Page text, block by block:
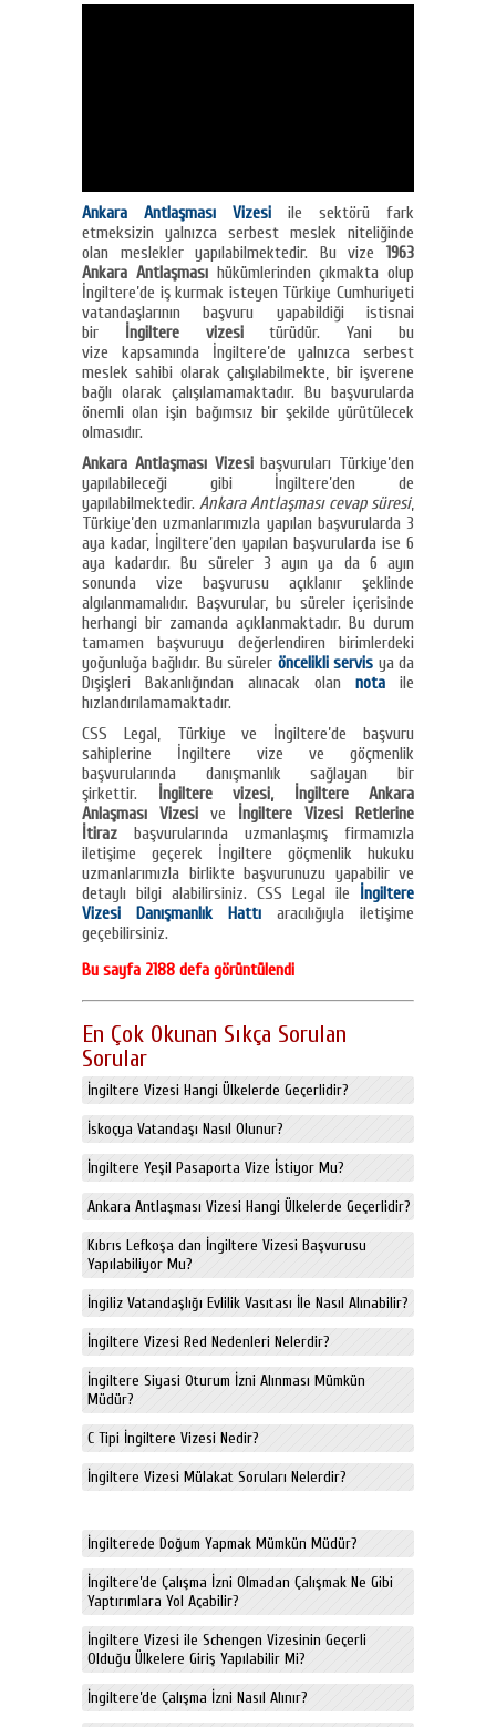
Ankara Antlaşması Vizesi ile sektörü fark
etmeksizin yalnızca serbest meslek niteliğinde
olan meslekler yapılabilmektedir. Bu vize 1963
Ankara Antlaşmasıhükümlerinden çıkmakta olup
İngiltere’de iş kurmak isteyen Türkiye Cumhuriyeti
vatandaşlarının başvuru yapabildiği istisnai
bir
İngiltere vizesitürüdür. Yani bu
vize kapsamında İngiltere’de yalnızca serbest
meslek sahibi olarak çalışılabilmekte, bir işverene
bağlı olarak çalışılamamaktadır. Bu başvurularda
önemli olan işin bağımsız bir şekilde yürütülecek
olmasıdır.
Ankara Antlaşması Vizesibaşvuruları Türkiye’den
yapılabileceği gibi İngiltere’den de
yapılabilmektedir. Ankara Antlaşması cevap süresi,
Türkiye’den uzmanlarımızla yapılan başvurularda 3
aya kadar, İngiltere’den yapılan başvurularda ise 6
aya kadardır. Bu süreler 3 ayın ya da 6 ayın
sonunda vize başvurusu açıklanır şeklinde
algılanmamalıdır. Başvurular, bu süreler içerisinde
herhangi bir zamanda açıklanmaktadır. Bu durum
tamamen başvuruyu değerlendiren birimlerdeki
yoğunluğa bağlıdır. Bu süreler öncelikli servis ya da
Dışişleri Bakanlığından alınacak olan nota ile
hızlandırılamamaktadır.
CSS Legal, Türkiye ve İngiltere’de başvuru
sahiplerine İngiltere vize ve göçmenlik
başvurularında danışmanlık sağlayan bir
şirkettir.
İngiltere vizesi, İngiltere Ankara
Anlaşması Vizesi ve
İngiltere Vizesi Retlerine
İtiraz başvurularında uzmanlaşmış firmamızla
iletişime geçerek İngiltere göçmenlik hukuku
uzmanlarımızla birlikte başvurunuzu yapabilir ve
detaylı bilgi alabilirsiniz. CSS Legal ile İngiltere
Vizesi Danışmanlık Hattı aracılığıyla iletişime
geçebilirsiniz.
Bu sayfa 2188 defa görüntülendi
En Çok Okunan Sıkça Sorulan
Sorular
İngiltere Vizesi Hangi Ülkelerde Geçerlidir?
İskoçya Vatandaşı Nasıl Olunur?
İngiltere Yeşil Pasaporta Vize İstiyor Mu?
Ankara Antlaşması Vizesi Hangi Ülkelerde Geçerlidir?
Kıbrıs Lefkoşa dan İngiltere Vizesi Başvurusu
Yapılabiliyor Mu?
İngiliz Vatandaşlığı Evlilik Vasıtası İle Nasıl Alınabilir?
İngiltere Vizesi Red Nedenleri Nelerdir?
İngiltere Siyasi Oturum İzni Alınması Mümkün
Müdür?
C Tipi İngiltere Vizesi Nedir?
İngiltere Vizesi Mülakat Soruları Nelerdir?
İngilterede Doğum Yapmak Mümkün Müdür?
İngiltere’de Çalışma İzni Olmadan Çalışmak Ne Gibi
Yaptırımlara Yol Açabilir?
İngiltere Vizesi ile Schengen Vizesinin Geçerli
Olduğu Ülkelere Giriş Yapılabilir Mi?
İngiltere’de Çalışma İzni Nasıl Alınır?